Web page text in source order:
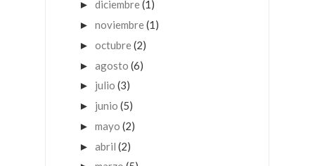
► diciembre(1)
► noviembre(1)
► octubre(2)
► agosto (6)
► julio (3)
► junio (5)
► mayo (2)
► abril (2)